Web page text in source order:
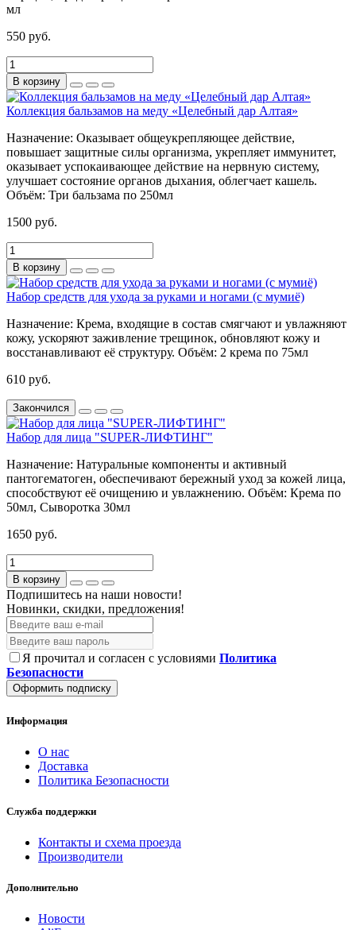
мл
550 руб.
В корзину
Коллекция бальзамов на меду «Целебный дар Алтая»
Назначение: Оказывает общеукрепляющее действие,
повышает защитные силы организма, укрепляет иммунитет,
оказывает успокаивающее действие на нервную систему,
улучшает состояние органов дыхания, облегчает кашель.
Объём: Три бальзама по 250мл
1500 руб.
В корзину
Набор средств для ухода за руками и ногами (с мумиё)
Назначение: Крема, входящие в состав смягчают и увлажняют
кожу, ускоряют заживление трещинок, обновляют кожу и
восстанавливают её структуру. Объём: 2 крема по 75мл
610 руб.
Закончился
Набор для лица "SUPER-ЛИФТИНГ"
Назначение: Натуральные компоненты и активный
пантогематоген, обеспечивают бережный уход за кожей лица,
способствуют её очищению и увлажнению. Объём: Крема по
50мл, Сыворотка 30мл
1650 руб.
В корзину
Подпишитесь на наши новости!
Новинки, скидки, предложения!
Я прочитал и согласен с условиями Политика
Безопасности
Оформить подписку
Информация
О нас
Доставка
Политика Безопасности
Служба поддержки
Контакты и схема проезда
Производители
Дополнительно
Новости